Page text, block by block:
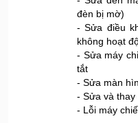
đèn bị mờ)
- Sửa điều
không hoạt
- Sửa máy
tắt
- Sửa màn
- Sửa và thay
- Lỗi máy